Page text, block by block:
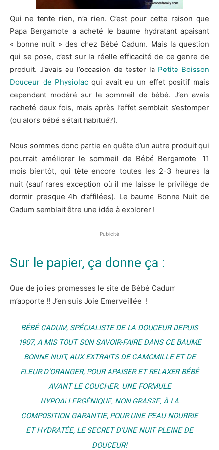
Qui ne tente rien, n’a rien. C’est pour cette raison que
Papa Bergamote a acheté le baume hydratant apaisant
« bonne nuit » des chez Bébé Cadum. Mais la question
qui se pose, c’est sur la réelle efficacité de ce genre de
produit. J’avais eu l’occasion de tester la Petite Boisson
Douceur de Physiolac qui avait eu un effet positif mais
cependant modéré sur le sommeil de bébé. J’en avais
racheté deux fois, mais après l’effet semblait s’estomper
(ou alors bébé s’était habitué?).
Nous sommes donc partie en quête d’un autre produit qui
pourrait améliorer le sommeil de Bébé Bergamote, 11
mois bientôt, qui tète encore toutes les 2-3 heures la
nuit (sauf rares exception où il me laisse le privilège de
dormir presque 4h d’affilées). Le baume Bonne Nuit de
Cadum semblait être une idée à explorer !
Publicité
Sur le papier, ça donne ça :
Que de jolies promesses le site de Bébé Cadum
m’apporte !! J’en suis Joie Emerveillée !
BÉBÉ CADUM, SPÉCIALISTE DE LA DOUCEUR DEPUIS
1907, A MIS TOUT SON SAVOIR-FAIRE DANS CE BAUME
BONNE NUIT, AUX EXTRAITS DE CAMOMILLE ET DE
FLEUR D’ORANGER, POUR APAISER ET RELAXER BÉBÉ
AVANT LE COUCHER. UNE FORMULE
HYPOALLERGÉNIQUE, NON GRASSE, À LA
COMPOSITION GARANTIE, POUR UNE PEAU NOURRIE
ET HYDRATÉE, LE SECRET D’UNE NUIT PLEINE DE
DOUCEUR!